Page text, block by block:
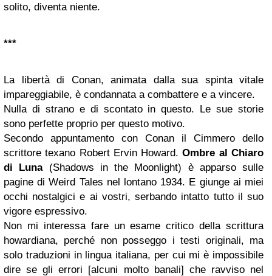
solito, diventa niente.
***
La libertà di Conan, animata dalla sua spinta vitale
impareggiabile, è condannata a combattere e a vincere.
Nulla di strano e di scontato in questo. Le sue storie
sono perfette proprio per questo motivo.
Secondo appuntamento con Conan il Cimmero dello
scrittore texano Robert Ervin Howard.Ombre al Chiaro
di Luna(Shadows in the Moonlight) è apparso sulle
pagine di Weird Tales nel lontano 1934. E giunge ai miei
occhi nostalgici e ai vostri, serbando intatto tutto il suo
vigore espressivo.
Non mi interessa fare un esame critico della scrittura
howardiana, perché non posseggo i testi originali, ma
solo traduzioni in lingua italiana, per cui mi è impossibile
dire se gli errori [alcuni molto banali] che ravviso nel